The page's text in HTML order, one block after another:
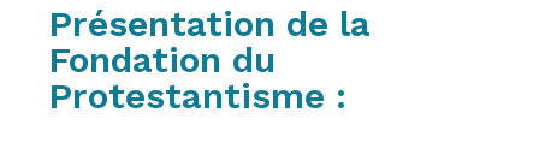
Présentation de la
Fondation du
Protestantisme :